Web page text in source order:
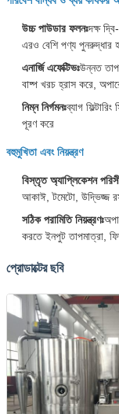
উচ্চ পাউডার ফলনঃদক্ষ
এরও বেশি পণ্য পুনরুদ্ধার
এনার্জি এফেক্টিভঃউন্নত তাপ
বাষ্প খরচ হ্রাস করে,
নিম্ন নির্গমনঃব্যাগ
পূরণ করে
বহুমুখিতা এবং নিয়ন্ত্রণ
বিস্তৃত অ্যাপ্লিকেশন
আকাঈ, টমেটো, উদ্ভিজ্জ
সঠিক পরামিতি নিয়ন্ত্রণঃ
করতে ইনপুট তাপমাত্রা,
প্রোডাক্টের ছবি